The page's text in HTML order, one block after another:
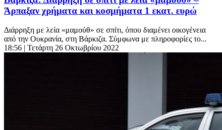
Άρπαξαν χρήματα και κοσμήματα 1 εκατ. ευρώ
Διάρρηξη με λεία «μαμούθ» σε σπίτι, όπου διαμένει οικογένεια
από την Ουκρανία, στη Βάρκιζα. Σύμφωνα με πληροφορίες το...
18:56 | Τετάρτη 26 Οκτωβρίου 2022